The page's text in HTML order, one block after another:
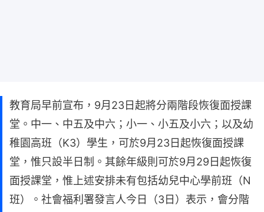
教育局早前宣布，9月23日起將分兩階段恢復面授課
堂。中一、中五及中六；小一、小五及小六；以及幼
稚園高班（K3）學生，可於9月23日起恢復面授課
堂，惟只設半日制。其餘年級則可於9月29日起恢復
面授課堂，惟上述安排未有包括幼兒中心學前班（N
班）。社會福利署發言人今日（3日）表示，會分階